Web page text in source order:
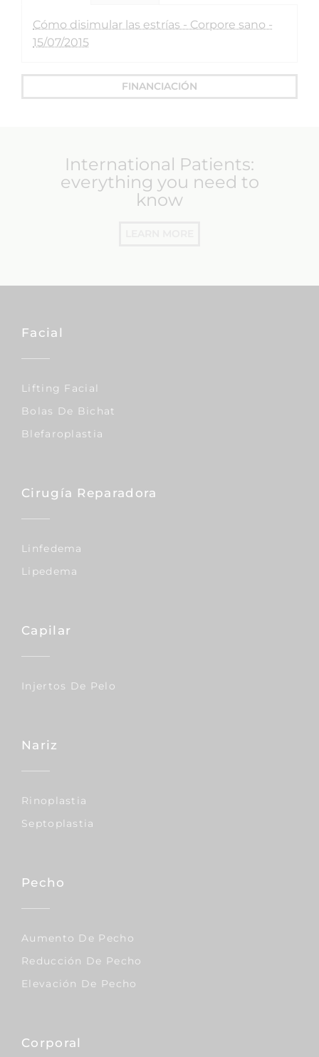
Cómo disimular las estrías - Corpore sano -
15/07/2015
FINANCIACIÓN
International Patients:
everything you need to
know
Facial
Lifting Facial
Bolas De Bichat
Blefaroplastia
Cirugía Reparadora
Linfedema
Lipedema
Capilar
Injertos De Pelo
Nariz
Rinoplastia
Septoplastia
Pecho
Aumento De Pecho
Reducción De Pecho
Elevación De Pecho
Corporal